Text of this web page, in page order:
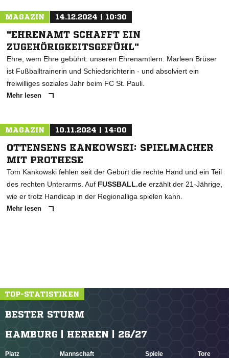
MAGAZIN 14.12.2024 | 10:30
"EHRENAMT SCHAFFT EIN
ZUGEHÖRIGKEITSGEFÜHL"
Ehre, wem Ehre gebührt: unseren Ehrenamtlern. Marleen Brüser
ist Fußballtrainerin und Schiedsrichterin - und absolviert ein
freiwilliges soziales Jahr beim FC St. Pauli.
Mehr lesen
MAGAZIN 10.11.2024 | 14:00
OTTENSENS KANKOWSKI: SPIELMACHER
MIT PROTHESE
Tom Kankowski fehlen seit der Geburt die rechte Hand und ein Teil
des rechten Unterarms. Auf FUSSBALL.de erzählt der 21-Jährige,
wie er trotz Handicap in der Regionalliga spielen kann.
Mehr lesen
TOP-STATISTIKEN
BESTER STURM
HAMBURG | HERREN | 26/27
Platz Mannschaft Spiele Tore